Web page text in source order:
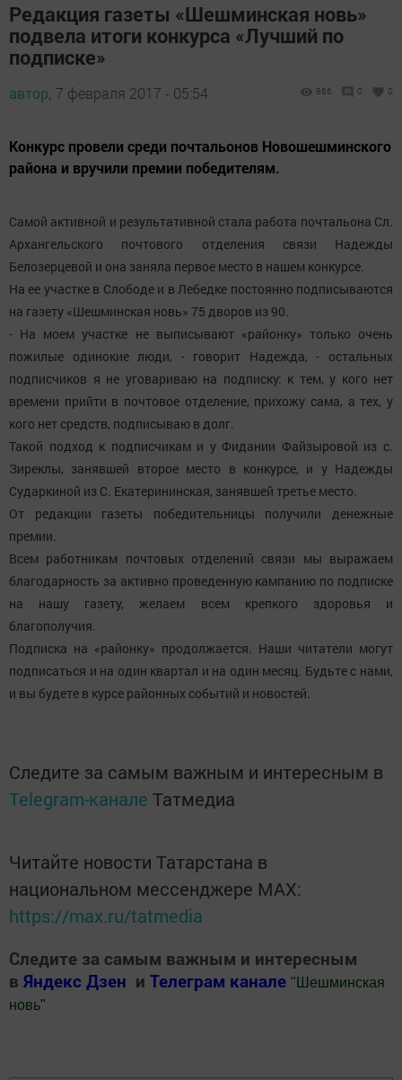
Редакция газеты «Шешминская новь»
подвела итоги конкурса «Лучший по
подписке»
автор, 7 февраля 2017 - 05:54 866 0 0
Конкурс провели среди почтальонов Новошешминского
района и вручили премии победителям.
Самой активной и результативной стала работа почтальона Сл.
Архангельского почтового отделения связи Надежды
Белозерцевой и она заняла первое место в нашем конкурсе.
На ее участке в Слободе и в Лебедке постоянно подписываются
на газету «Шешминская новь» 75 дворов из 90.
- На моем участке не выписывают «районку» только очень
пожилые одинокие люди, - говорит Надежда, - остальных
подписчиков я не уговариваю на подписку: к тем, у кого нет
времени прийти в почтовое отделение, прихожу сама, а тех, у
кого нет средств, подписываю в долг.
Такой подход к подписчикам и у Фидании Файзыровой из с.
Зиреклы, занявшей второе место в конкурсе, и у Надежды
Сударкиной из С. Екатерининская, занявшей третье место.
От редакции газеты победительницы получили денежные
премии.
Всем работникам почтовых отделений связи мы выражаем
благодарность за активно проведенную кампанию по подписке
на нашу газету, желаем всем крепкого здоровья и
благополучия.
Подписка на «районку» продолжается. Наши читатели могут
подписаться и на один квартал и на один месяц. Будьте с нами,
и вы будете в курсе районных событий и новостей.
Следите за самым важным и интересным в
Telegram-канале Татмедиа
Читайте новости Татарстана в
национальном мессенджере MАХ:
https://max.ru/tatmedia
Следите за самым важным и интересным
в Яндекс Дзен и Телеграм канале " Шешминская
новь"